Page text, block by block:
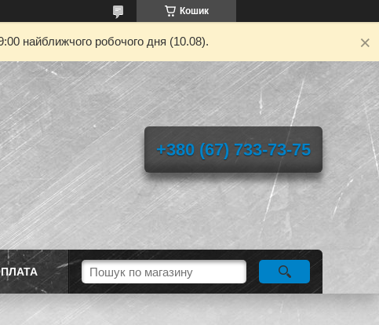
Кошик
найближчого робочого дня (10.08).
+380 (67) 733-73-75